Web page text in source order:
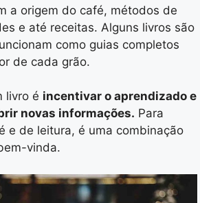
a origem do café, métodos de
e até receitas. Alguns livros são
como guias completos
de cada grão.
livro é incentivar o aprendizado e
novas informações. Para
e de leitura, é uma combinação
vinda.